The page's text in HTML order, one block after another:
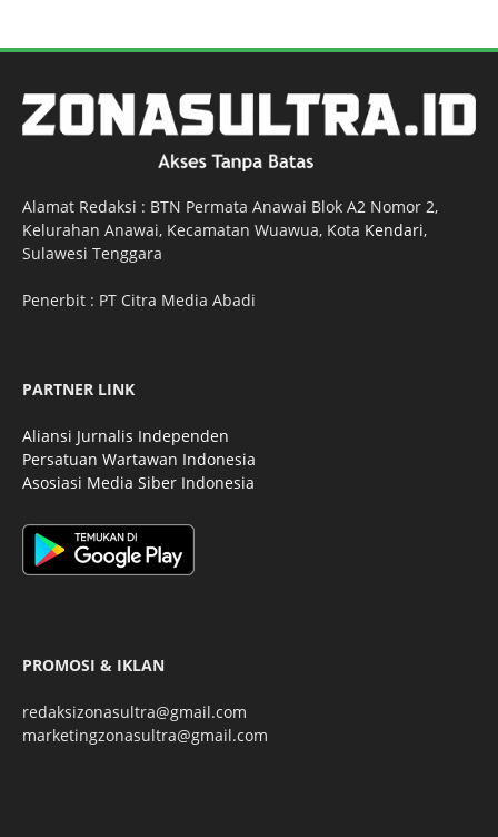
Alamat Redaksi : BTN Permata Anawai Blok A2 Nomor 2,
Kelurahan Anawai, Kecamatan Wuawua, Kota Kendari,
Sulawesi Tenggara
Penerbit : PT Citra Media Abadi
PARTNER LINK
Aliansi Jurnalis Independen
Persatuan Wartawan Indonesia
Asosiasi Media Siber Indonesia
PROMOSI & IKLAN
redaksizonasultra@gmail.com
marketingzonasultra@gmail.com